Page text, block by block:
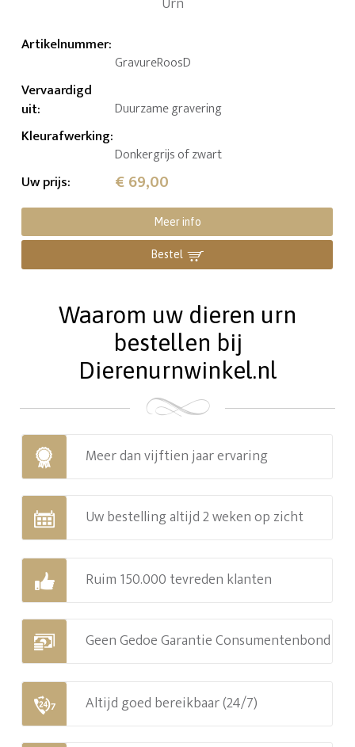
Artikelnummer:
GravureRoosD
Vervaardigd
uit: Duurzame gravering
Kleurafwerking:
Donkergrijs of zwart
Uw prijs: € 69,00
Meer info
Bestel
Waarom uw dieren urn
bestellen bij
Dierenurnwinkel.nl
Meer dan vijftien jaar ervaring
Uw bestelling altijd 2 weken op zicht
Ruim 150.000 tevreden klanten
Geen Gedoe Garantie Consumentenbond
Altijd goed bereikbaar (24/7)